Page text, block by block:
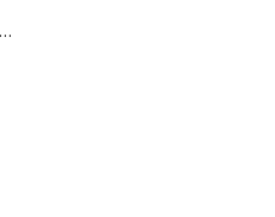
1420 SWISS OAK PEARL (Creation 40 Zen)